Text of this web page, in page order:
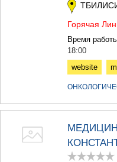
АМБРОЛАУРИ
МЕГРЕЛИЯ/ВЕРХНЯЯ
СЕНАКИ
ПОТИ
Горячая
Время
18:00
website